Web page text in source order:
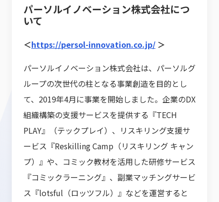
パーソルイノベーション株式会社につ
いて
＜https://persol-innovation.co.jp/ ＞
パーソルイノベーション株式会社は、パーソルグ
ループの次世代の柱となる事業創造を目的とし
て、2019年4月に事業を開始しました。企業のDX
組織構築の支援サービスを提供する『TECH
PLAY』（テックプレイ）、リスキリング支援サ
ービス『Reskilling Camp（リスキリング キャン
プ）』や、コミック教材を活用した研修サービス
『コミックラーニング』、副業マッチングサービ
ス『lotsful（ロッツフル）』などを運営すると